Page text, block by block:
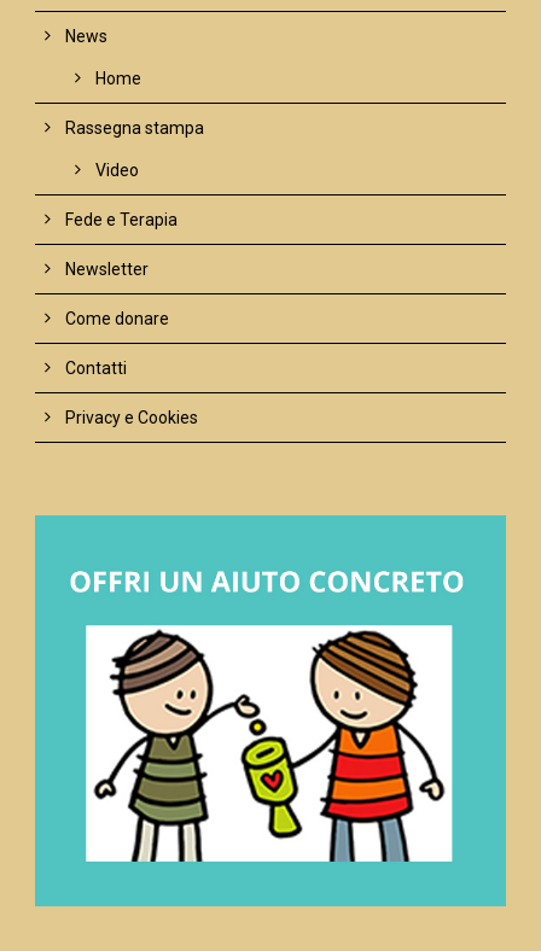
News
Home
Rassegna stampa
Video
Fede e Terapia
Newsletter
Come donare
Contatti
Privacy e Cookies